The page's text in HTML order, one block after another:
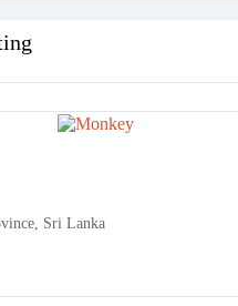
Sri Lanka